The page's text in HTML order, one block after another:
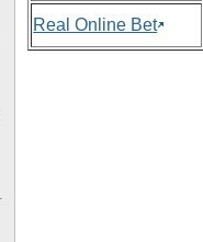
Real Online Bet